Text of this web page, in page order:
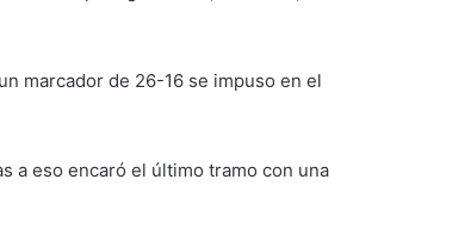
marcador de 26-16 se impuso en el
a eso encaró el último tramo con una